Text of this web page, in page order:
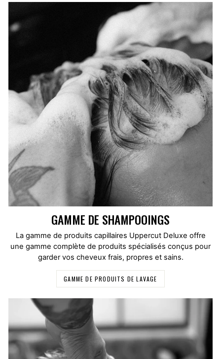
GAMME DE SHAMPOOINGS
La gamme de produits capillaires Uppercut Deluxe offre
une gamme complète de produits spécialisés conçus pour
garder vos cheveux frais, propres et sains.
GAMME DE PRODUITS DE LAVAGE